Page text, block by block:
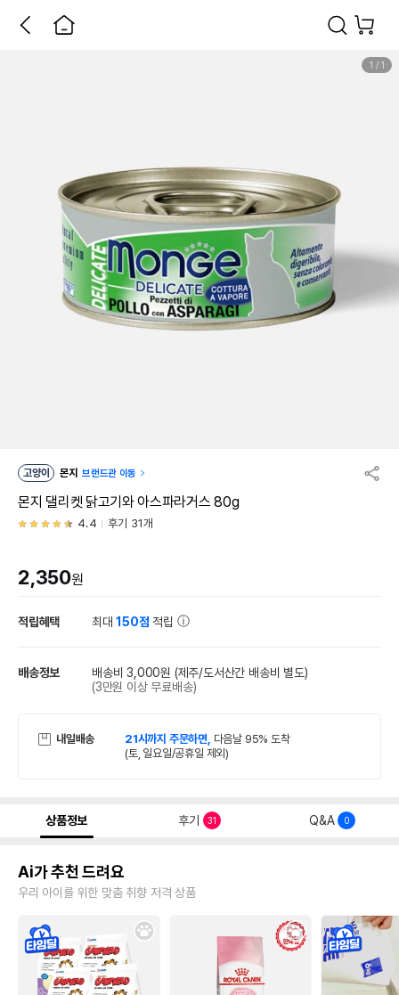
1 / 1
고양이 몬지 브랜드관 이동
몬지 댈리켓 닭고기와 아스파라거스 80g
4.4 후기 31개
2,350원
적립혜택 최대150점 적립
배송정보 배송비 3,000원 (제주/도서산간 배송비 별도)
(3만원 이상 무료배송)
내일배송 21시까지 주문하면, 다음날 95% 도착
(토, 일요일/공휴일 제외)
상품정보 후기 31 Q&A 0
Ai가 추천 드려요
우리 아이를 위한 맞춤 취향 저격 상품